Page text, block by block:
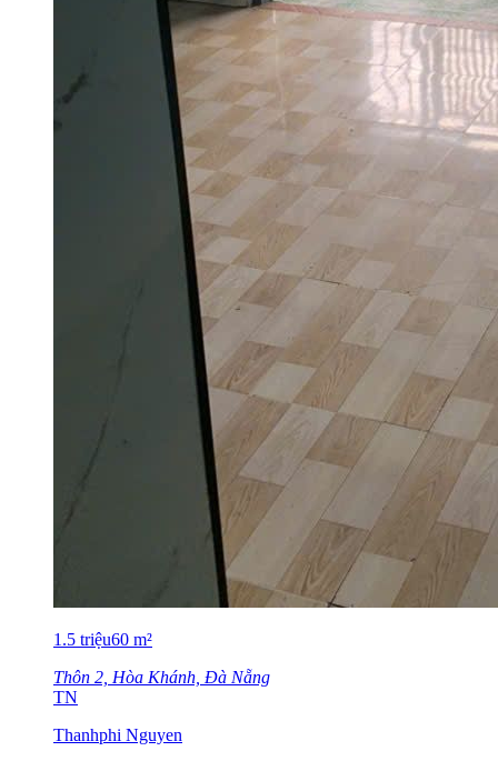
1.5 triệu60 m²
Thôn 2, Hòa Khánh, Đà Nẵng
TN
Thanhphi Nguyen